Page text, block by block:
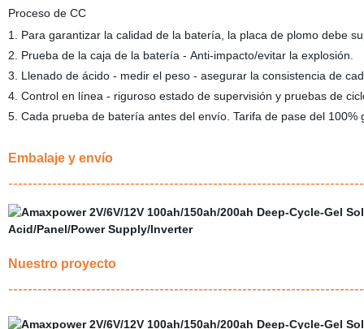
Proceso de CC
1. Para garantizar la calidad de la batería, la placa de plomo debe
2. Prueba de la caja de la batería - Anti-impacto/evitar la explosión.
3. Llenado de ácido - medir el peso - asegurar la consistencia de
4. Control en línea - riguroso estado de supervisión y pruebas de
5. Cada prueba de batería antes del envío. Tarifa de pase del 100%
Embalaje y envío
Nuestro proyecto